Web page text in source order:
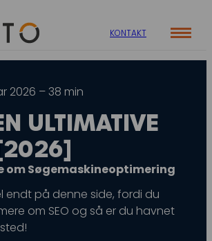
KONTAKT
SEARCH
SEO
AI SYNLIGHED
2026 – 38 min
ULTIMATIVE
om Søgemaskineoptimering
endt på denne side, fordi du
om SEO og så er du havnet